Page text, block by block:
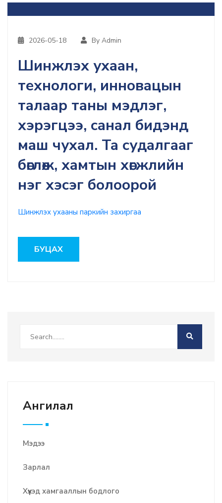
2026-05-18 By Admin
Шинжлэх ухаан,
технологи, инновацын
талаар таны мэдлэг,
хэрэгцээ, санал бидэнд
маш чухал. Та судалгааг
бөглөж, хамтын хөгжлийн
нэг хэсэг болоорой
Шинжлэх ухааны паркийн захиргаа
БУЦАХ
Ангилал
Мэдээ
Зарлал
Хүүхэд хамгааллын бодлого